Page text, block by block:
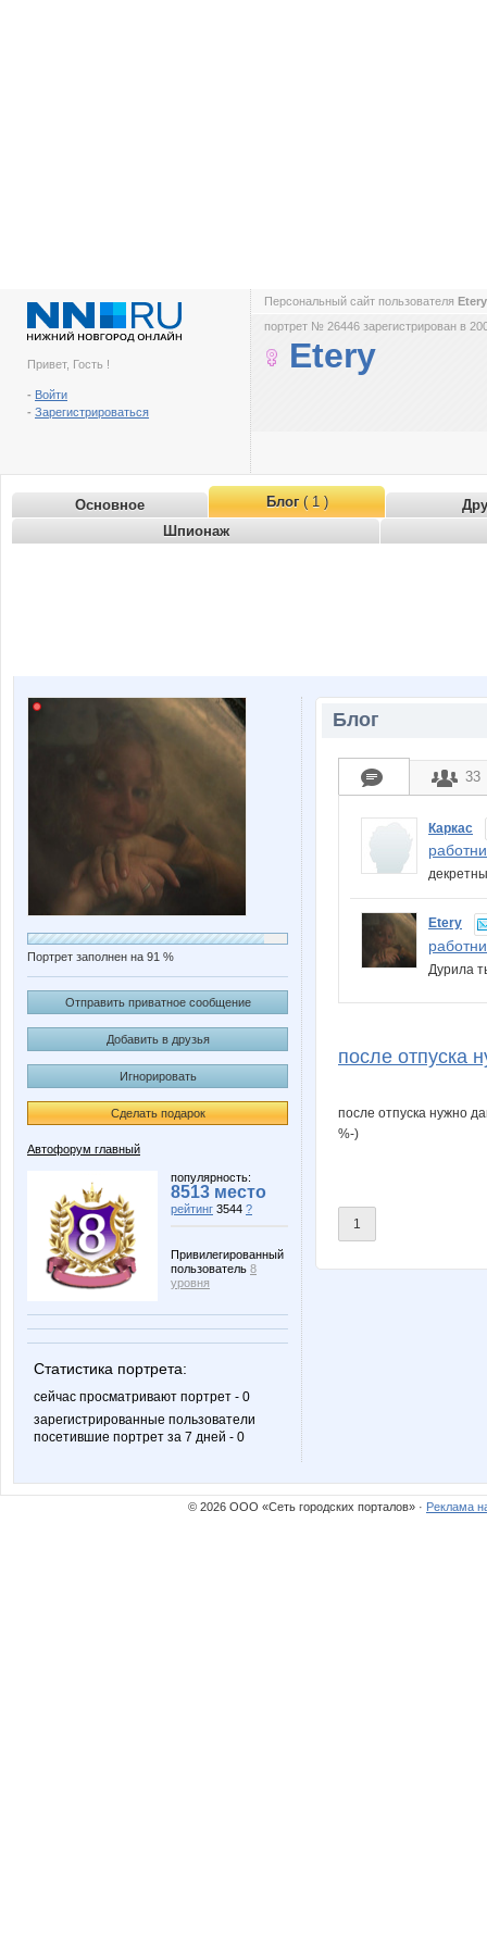
Привет, Гость !
- Войти
- Зарегистрироваться
Персональный сайт пользователя
портрет № 26446 зарегистрирован в
Etery
Основное Блог( 1 )
Шпионаж
Портрет заполнен на 91 %
Отправить приватное сообщение
Добавить в друзья
Игнорировать
Сделать подарок
Автофорум главный
популярность:
8513 место
рейтинг 3544 ?
Привилегированный
пользователь 8
уровня
Статистика портрета:
сейчас просматривают портрет - 0
зарегистрированные пользователи
посетившие портрет за 7 дней - 0
Блог
33
Каркас
Etery
Дурила
после отпуска
после отпуска нужно
%-)
1
© 2026 ООО «Сеть городских порталов» · Реклама